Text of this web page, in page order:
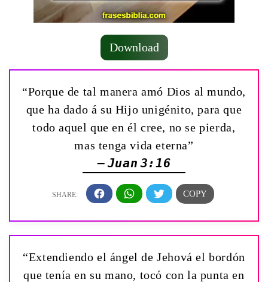
Download
“Porque de tal manera amó Dios al mundo,
que ha dado á su Hijo unigénito, para que
todo aquel que en él cree, no se pierda,
mas tenga vida eterna”
— Juan 3:16
“Extendiendo el ángel de Jehová el bordón
que tenía en su mano, tocó con la punta en